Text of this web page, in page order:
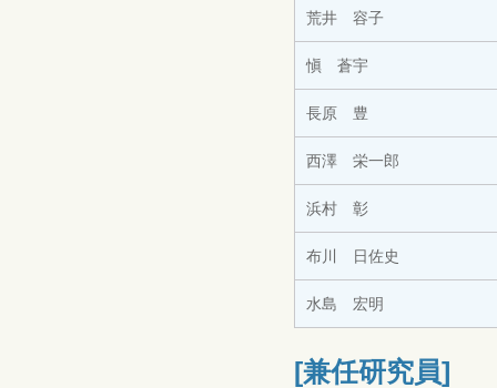
荒井 容子
愼 蒼宇
長原 豊
西澤 栄一郎
浜村 彰
布川 日佐史
水島 宏明
[兼任研究員]